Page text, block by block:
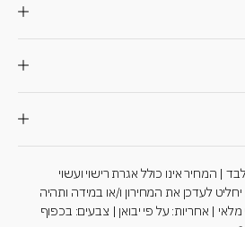
המחיר אינו כולל אגרת רישוי ועשוי
לעדכן את המחירון ו/או במידה ותהיה
| אחריות: על פי יבואן | צבעים: בכפוף